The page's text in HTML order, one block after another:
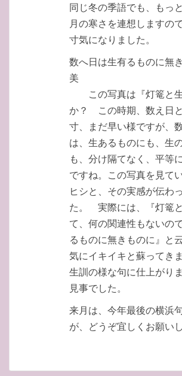
同じ冬の季語でも、もっ
月の寒さを連想しますの
寸気になりました。
数へ日は生有るものに無
美
この写真は『灯篭と
か？ この時期、数え日
寸、まだ早い様ですが、
は、生あるものにも、生
も、分け隔てなく、平等
ですね。この写真を見て
ヒシと、その実感が伝わ
た。 実際には、『灯篭
て、何の関連性もないの
るものに無きものに』と
気にイキイキと蘇ってき
生訓の様な句に仕上がり
見事でした。
来月は、今年最後の横浜
が、どうぞ宜しくお願いし